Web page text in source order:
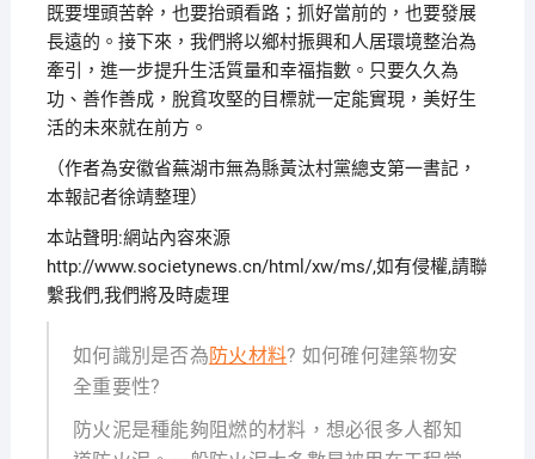
既要埋頭苦幹，也要抬頭看路；抓好當前的，也要發展
長遠的。接下來，我們將以鄉村振興和人居環境整治為
牽引，進一步提升生活質量和幸福指數。只要久久為
功、善作善成，脫貧攻堅的目標就一定能實現，美好生
活的未來就在前方。
（作者為安徽省蕪湖市無為縣黃汰村黨總支第一書記，
本報記者徐靖整理）
本站聲明:網站內容來源
http://www.societynews.cn/html/xw/ms/,如有侵權,請聯
繫我們,我們將及時處理
如何識別是否為防火材料? 如何確何建築物安
全重要性?
防火泥是種能夠阻燃的材料，想必很多人都知